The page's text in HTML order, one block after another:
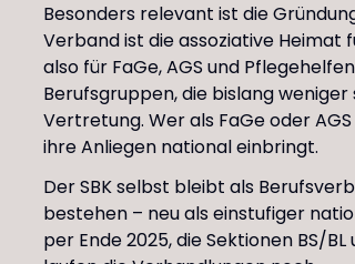
Besonders relevant ist die
Verband ist die assoziative Heimat
also für FaGe, AGS und
Berufsgruppen, die bislang
Vertretung. Wer als FaGe oder
ihre Anliegen national einbringt.
Der SBK selbst bleibt als
bestehen – neu als einstufiger
per Ende 2025, die Sektionen BS/